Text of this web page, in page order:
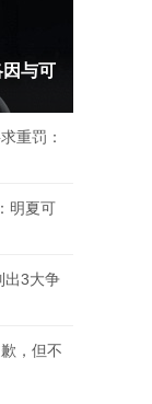
与可
重罚：
明夏可
出3大争
，但不